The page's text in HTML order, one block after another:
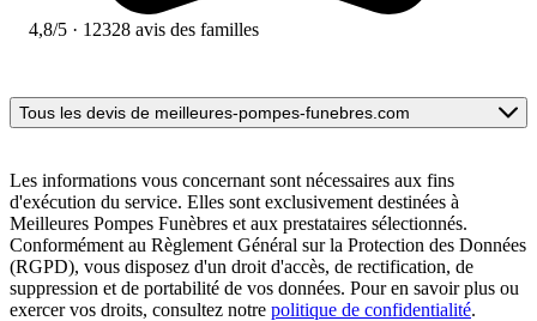
4,8/5 · 12328 avis des familles
Tous les devis de meilleures-pompes-funebres.com
Les informations vous concernant sont nécessaires aux fins
d'exécution du service. Elles sont exclusivement destinées à
Meilleures Pompes Funèbres et aux prestataires sélectionnés.
Conformément au Règlement Général sur la Protection des Données
(RGPD), vous disposez d'un droit d'accès, de rectification, de
suppression et de portabilité de vos données. Pour en savoir plus ou
exercer vos droits, consultez notre politique de confidentialité.